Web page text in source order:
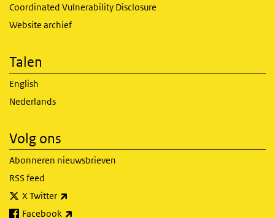
Coordinated Vulnerability Disclosure
Website archief
Talen
English
Nederlands
Volg ons
Abonneren nieuwsbrieven
RSS feed
X Twitter
Facebook